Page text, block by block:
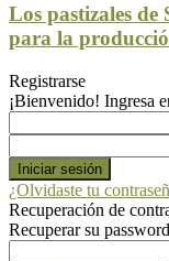
Los pastizales
para la
Registrarse
¡Bienvenido! Ingresa
¿Olvidaste tu
Recuperación de
Recuperar su password